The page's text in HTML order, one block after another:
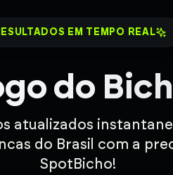
EM TEMPO REAL
do
atualizados
do Brasil com a
SpotBicho!